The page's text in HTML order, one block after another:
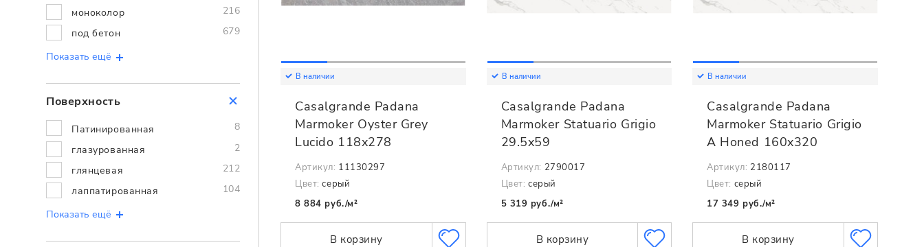
моноколор
216
под бетон
679
Показать ещё
Поверхность
Патинированная
8
глазурованная
2
глянцевая
212
лаппатированная
104
Показать ещё
В наличии
Casalgrande Padana
Marmoker Oyster Grey
Lucido 118x278
Артикул: 11130297
Цвет: серый
8 884 руб./м²
В корзину
В наличии
Casalgrande Padana
Marmoker Statuario Grigio
29.5x59
Артикул: 2790017
Цвет: серый
5 319 руб./м²
В корзину
В наличии
Casalgrande Padana
Marmoker Statuario Grigio
A Honed 160x320
Артикул: 2180117
Цвет: серый
17 349 руб./м²
В корзину